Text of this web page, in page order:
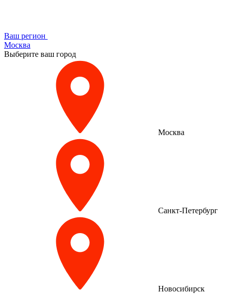
Ваш регион
Москва
Выберите ваш город
Москва
Санкт-Петербург
Новосибирск